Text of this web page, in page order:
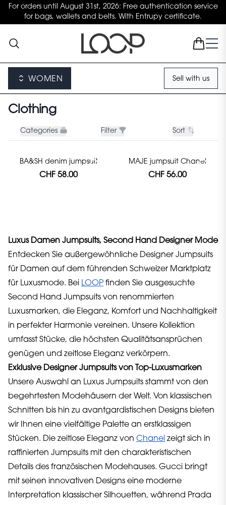
For orders until August 31st, 2026: Free authentication service
for bags, wallets and belts. With Entrupy certificate.
WOMEN Sell with us
Clothing
Categories Filter Sort
BA&SH denim jumpsuit
CHF 58.00
MAJE jumpsuit Chanel
CHF 56.00
Luxus Damen Jumpsuits, Second Hand Designer Mode
Entdecken Sie außergewöhnliche Designer Jumpsuits
für Damen auf dem führenden Schweizer Marktplatz
für Luxusmode. Bei LOOP finden Sie ausgesuchte
Second Hand Jumpsuits von renommierten
Luxusmarken, die Eleganz, Komfort und Nachhaltigkeit
in perfekter Harmonie vereinen. Unsere Kollektion
umfasst Stücke, die höchsten Qualitätsansprüchen
genügen und zeitlose Eleganz verkörpern.
Exklusive Designer Jumpsuits von Top-Luxusmarken
Unsere Auswahl an Luxus Jumpsuits stammt von den
begehrtesten Modehäusern der Welt. Von klassischen
Schnitten bis hin zu avantgardistischen Designs bieten
wir Ihnen eine vielfältige Palette an erstklassigen
Stücken. Die zeitlose Eleganz von Chanel zeigt sich in
raffinierten Jumpsuits mit den charakteristischen
Details des französischen Modehauses. Gucci bringt
mit seinen innovativen Designs eine moderne
Interpretation klassischer Silhouetten, während Prada